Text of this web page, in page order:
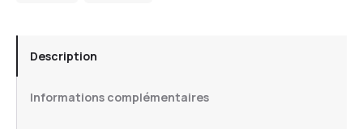
Description
Informations complémentaires